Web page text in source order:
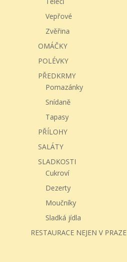
Vepřové
Zvěřina
OMÁČKY
POLÉVKY
PŘEDKRMY
Pomazánky
Snídaně
Tapasy
PŘÍLOHY
SALÁTY
SLADKOSTI
Cukroví
Dezerty
Moučníky
Sladká jídla
RESTAURACE NEJEN V PRAZE